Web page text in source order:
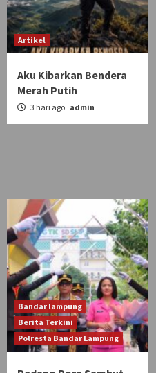
Artikel
Aku Kibarkan Bendera
Merah Putih
3 hari ago admin
Bandar lampung
Berita Terkini
Polresta Bandar Lampung